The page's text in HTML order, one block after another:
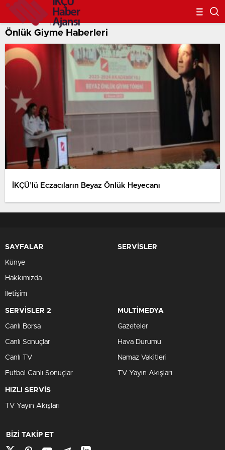
Önlük Giyme Haberleri
İKÇÜ’lü Eczacıların Beyaz Önlük Heyecanı
SAYFALAR
Künye
Hakkımızda
İletişim
SERVİSLER
SERVİSLER 2
Canlı Borsa
Canlı Sonuçlar
Canlı TV
Futbol Canlı Sonuçlar
MULTİMEDYA
Gazeteler
Hava Durumu
Namaz Vakitleri
TV Yayın Akışları
HIZLI SERVİS
TV Yayın Akışları
BİZİ TAKİP ET